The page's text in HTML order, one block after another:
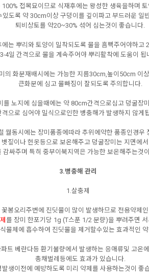
100% 접목묘이므로 식재후에는 왕성한 생육을하며
있도록 약 30cm이상 구덩이를 깊이파고 부드러운 일
퇴비상토를 약20~30% 섞어 심는것이 좋습니다.
에는 뿌리와 토양이 밀착되도록 물을 흠뻑주어야하고
3-4일 간격으로 물을 계속주어야 뿌리활착에 도움이 됩
의 화분재배시에는 가능한 지름30cm,높이50cm 이
큰화분에 심고 물빠짐이 잘되도록 주의합니다.
를 노지에 심을때에는 약 80cm간격으로심고 덩굴장
격으로 심어야 밀식으로인한 병충해가 발생하지 않게
월동시에는 장미품종에따라 추위에약한 품종인경우
짚이나 헌옷등으로 보온해주고 덩굴장미는 지면에
감싸주며 특히 중부이북지역은 가능한 보온해주는것
3.병충해 관리
1.살충제
꽃봉오리주변에 진딧물이 많이 발생하므로 전용약제
를 장미 한포기당 1g (T스푼 1/2 분량)을 뿌려주면
물체에 흡수하여 진딧물을 제거할수있는 효과적인
트 베란다등 환기불량에서 발생하는 응애류및 고온
총채벌레등에도 효과가 있습니다.
발생이전에 예방하도록 미리 약제를 사용하는것이 좋